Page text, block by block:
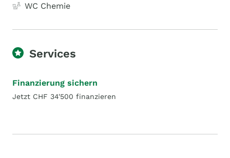
WC Chemie
Services
Finanzierung sichern
Jetzt CHF 34'500 finanzieren